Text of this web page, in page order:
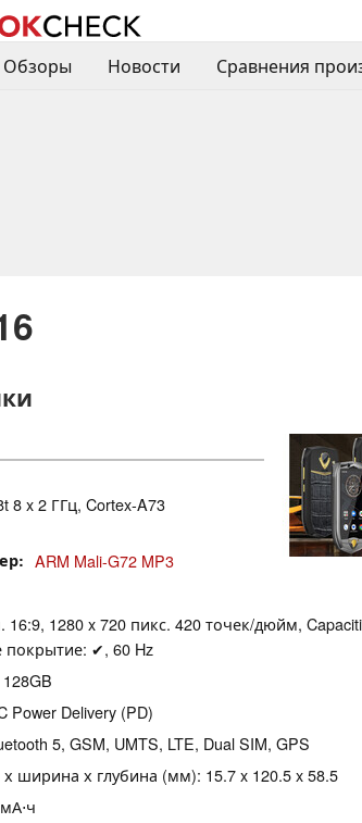
Обзоры Новости Сравнения
8 x 2 ГГц, Cortex-A73
ARM Mali-G72 MP3
1280 x 720 пикс. 420 точек/дюйм,
покрытие: ✔, 60 Hz
128GB
Power Delivery (PD)
5, GSM, UMTS, LTE, Dual SIM, GPS
ширина х глубина (мм): 15.7 x 120.5 x 58.5